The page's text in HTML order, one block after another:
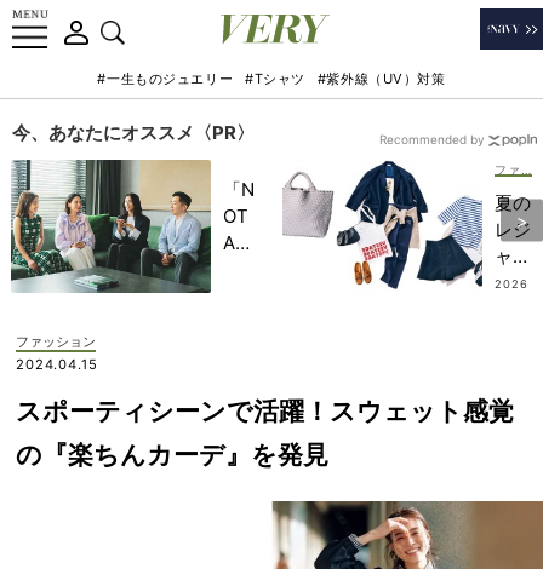
#一生ものジュエリー #Tシャツ #紫外線（UV）対策
今、あなたにオススメ〈PR〉
「N
OT
A
記憶
に一
生残
夏の
レジ
ャー
に！
【社
ド
2026
Recommended by
ファッション
2024.04.15
スポーティシーンで活躍！スウェット感覚
の『楽ちんカーデ』を発見